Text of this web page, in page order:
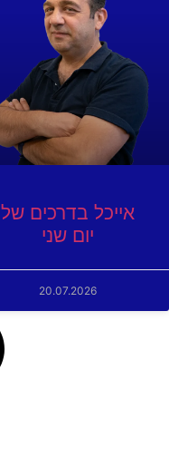
אייכל בדרכים של
יום שני
20.07.2026